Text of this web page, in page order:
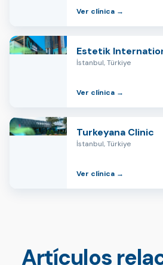
Ver clínica →
Estetik
İstanbul, Türkiye
Ver clínica →
Turkeyana Clinic
İstanbul, Türkiye
Ver clínica →
Artículos